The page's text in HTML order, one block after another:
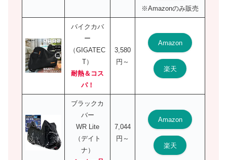
※Amazonのみ販売
バイクカバ
ー
（GIGATEC
T）
耐熱＆コス
パ！
3,580
円～
Amazon
楽天
ブラックカ
バー
WR Lite
（デイト
ナ）
7,044
円～
Amazon
楽天